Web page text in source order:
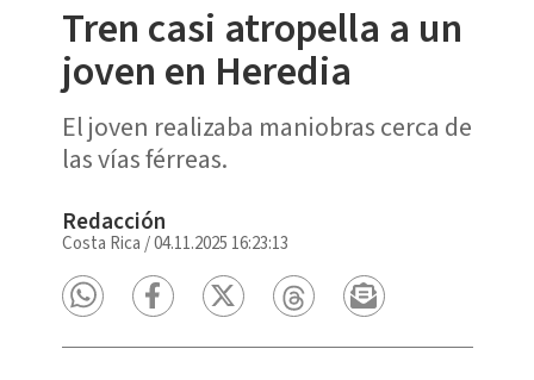
Tren casi atropella a un
joven en Heredia
El joven realizaba maniobras cerca de
las vías férreas.
Redacción
Costa Rica /04.11.2025 16:23:13